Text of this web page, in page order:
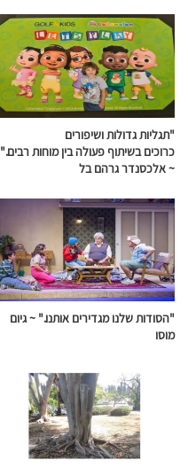
"תגליות גדולות ושיפורים
כרוכיםבשיתוףפעולהבין מוחות רבים."
~ אלכסנדר גרהם בל
"הסודות שלנו מגדירים אותנו." ~גיום
מוסו